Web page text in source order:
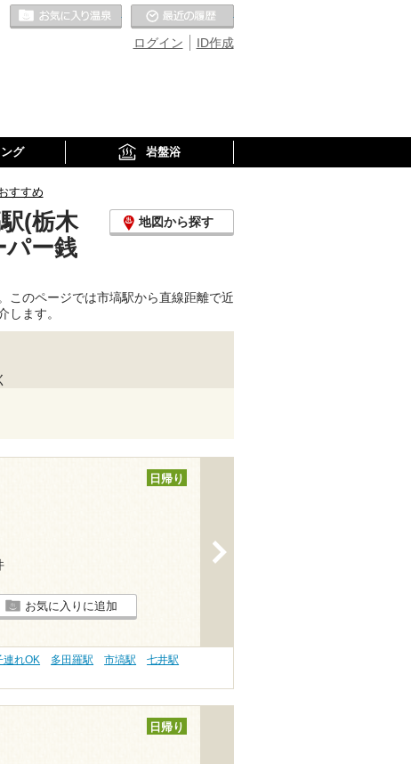
ID作成
ログイン
お気に入りの温泉
グ 岩盤浴
すすめ
(栃木
パー銭
地図から探す
このページでは市塙駅から直線距離で近
します。
日帰り
お気に入りに追加
連れOK 多田羅駅 市塙駅
七井駅
日帰り